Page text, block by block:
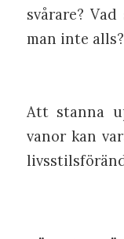
svårare?
man inte alls?
Att stanna
vanor kan